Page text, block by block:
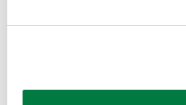
液状ポリオレフィン系接